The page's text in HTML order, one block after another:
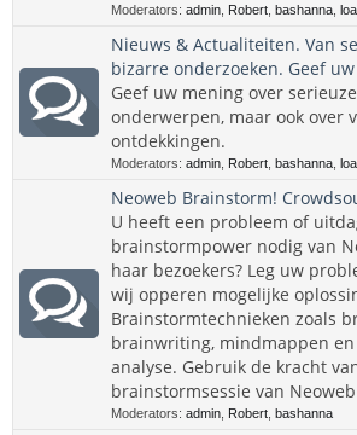
Moderators: admin Robert bashanna
Nieuws & Actualiteiten. Van
bizarre onderzoeken. Geef
Geef uw mening over
onderwerpen, maar ook over
ontdekkingen.
Moderators: admin Robert bashanna
Neoweb Brainstorm!
U heeft een probleem of
brainstormpower nodig van
haar bezoekers? Leg uw
wij opperen mogelijke
Brainstormtechnieken zoals
brainwriting, mindmappen
analyse. Gebruik de kracht
brainstormsessie van
Moderators: admin Robert bashanna